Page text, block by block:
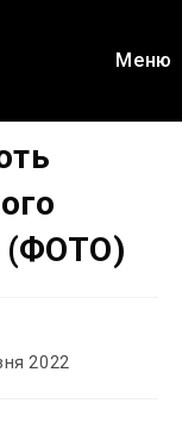
Меню
(ФОТО)
2022